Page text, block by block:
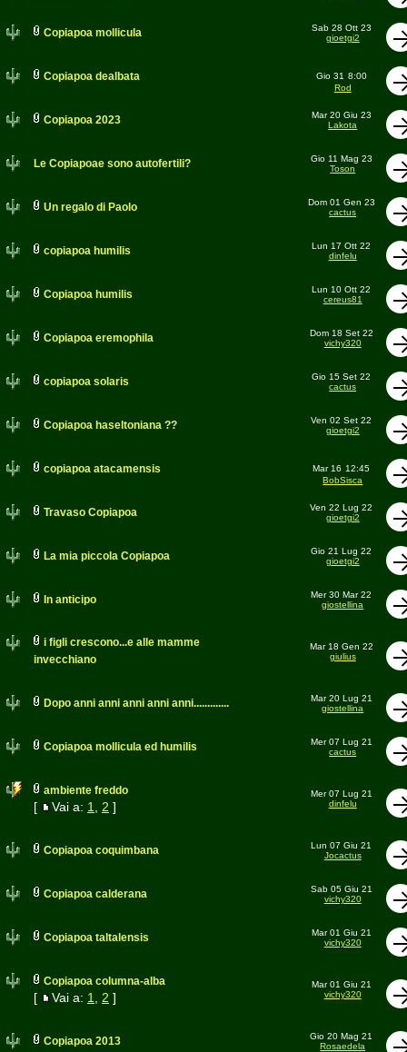
Copiapoa mollicula
Sab 28 Ott 23
gioetgi2
Copiapoa dealbata Gio 31 8:00
Rod
Copiapoa 2023
Mar 20 Giu 23
Lakota
Le Copiapoae sono autofertili?
Gio 11 Mag 23
Toson
Un regalo di Paolo
Dom 01 Gen 23
cactus
copiapoa humilis
Lun 17 Ott 22
dinfelu
Copiapoa humilis
Lun 10 Ott 22
cereus81
Copiapoa eremophila
Dom 18 Set 22
vichy320
copiapoa solaris
Gio 15 Set 22
cactus
Copiapoa haseltoniana ??
Ven 02 Set 22
gioetgi2
copiapoa atacamensis Mar 16 12:45
BobSisca
Travaso Copiapoa
Ven 22 Lug 22
gioetgi2
La mia piccola Copiapoa
Gio 21 Lug 22
gioetgi2
In anticipo
Mer 30 Mar 22
giostellina
i figli crescono...e alle mamme
invecchiano
Mar 18 Gen 22
giulius
Dopo anni anni anni anni anni.............
Mar 20 Lug 21
giostellina
Copiapoa mollicula ed humilis
Mer 07 Lug 21
cactus
ambiente freddo
[ Vai a: 1 2 ]
Mer 07 Lug 21
dinfelu
Copiapoa coquimbana
Lun 07 Giu 21
Jocactus
Copiapoa calderana
Sab 05 Giu 21
vichy320
Copiapoa taltalensis
Mar 01 Giu 21
vichy320
Copiapoa columna-alba
[ Vai a: 1 2 ]
Mar 01 Giu 21
vichy320
Copiapoa 2013
Gio 20 Mag 21
Rosaedela